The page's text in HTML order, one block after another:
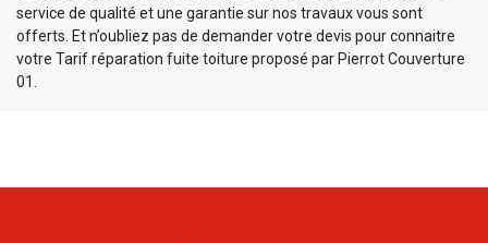
service de qualité et une garantie sur nos travaux vous sont
offerts. Et n’oubliez pas de demander votre devis pour connaitre
votre Tarif réparation fuite toiture proposé par Pierrot Couverture
01.